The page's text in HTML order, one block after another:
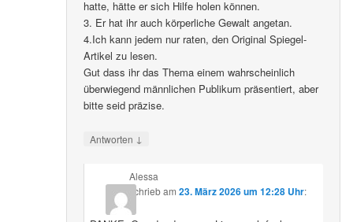
hatte, hätte er sich Hilfe holen können.
3. Er hat ihr auch körperliche Gewalt angetan.
4.Ich kann jedem nur raten, den Original Spiegel-
Artikel zu lesen.
Gut dass ihr das Thema einem wahrscheinlich
überwiegend männlichen Publikum präsentiert, aber
bitte seid präzise.
Antworten ↓
Alessa
schriebam 23. März 2026 um 12:28 Uhr: